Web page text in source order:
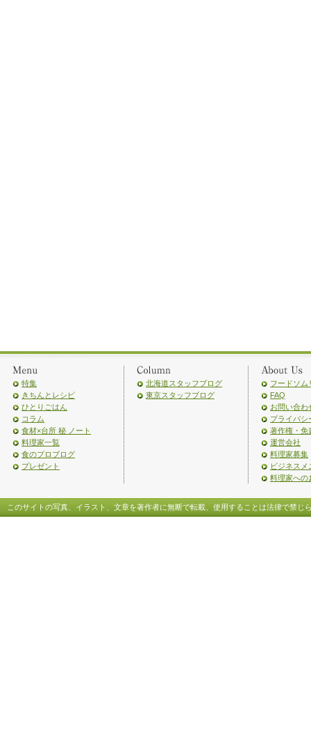
特集
きちんとレシピ
ひとりごはん
コラム
食材×台所 秘 ノート
料理家一覧
食のプロブログ
プレゼント
北海道スタッフブログ
東京スタッフブログ
フードソム
FAQ
お問い合わ
プライバシ
著作権・免
運営会社
料理家募集
ビジネスメ
料理家への
このサイトの写真、イラスト、文章を著作者に無断で転載、使用することは法律で禁じ